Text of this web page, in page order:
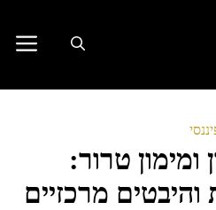
ומימון טרור:
מרכזיים